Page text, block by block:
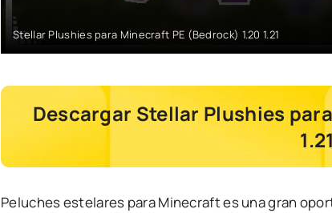
Stellar Plushies para Minecraft PE (Bedrock) 1.20 1.21
Descargar Stellar Plushies
1.21
Peluches estelares para Minecraft es una gran